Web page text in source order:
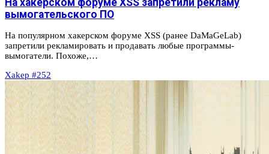
вымогательского ПО
На популярном хакерском форуме XSS (ранее DaMaGeLab)
запретили рекламировать и продавать любые программы-
вымогатели. Похоже,…
Xakep #252